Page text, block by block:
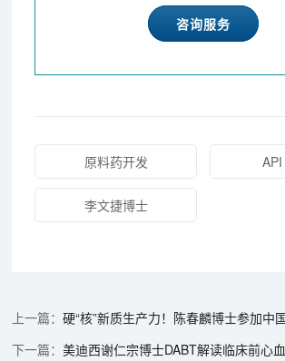
咨询服务
原料药开发
李文捷博士
硬“核”新质生产力！陈春麟博士参加中国药学会核酸
美迪西谢仁宗博士DABT解读临床前心血管